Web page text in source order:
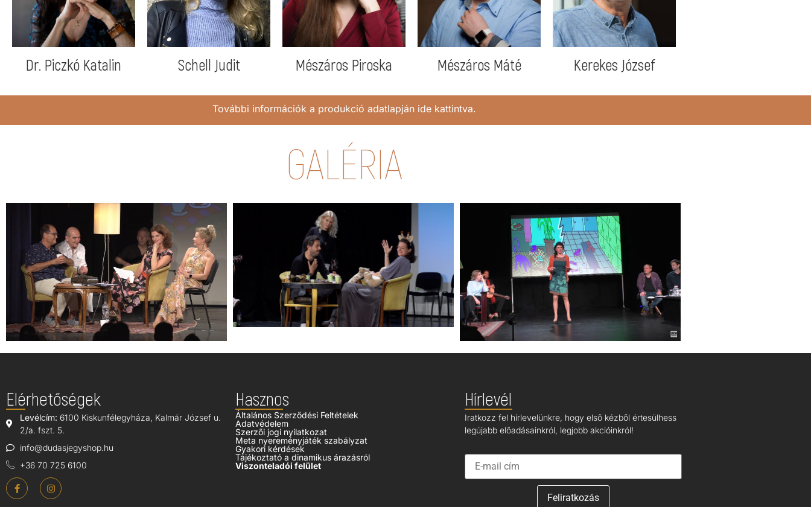
Dr. Piczkó Katalin Schell Judit Mészáros Piroska Mészáros Máté Kerekes József
További információk a produkció adatlapján ide kattintva.
GALÉRIA
Elérhetőségek
Levélcím: 6100 Kiskunfélegyháza, Kalmár József u.
2/a. fszt. 5.
info@dudasjegyshop.hu
+36 70 725 6100
Hasznos
Általános Szerződési Feltételek
Adatvédelem
Szerzői jogi nyilatkozat
Meta nyereményjáték szabályzat
Gyakori kérdések
Tájékoztató a dinamikus árazásról
Viszonteladói felület
Hírlevél
Iratkozz fel hírlevelünkre, hogy első kézből értesülhess
legújabb előadásainkról, legjobb akcióinkról!
Feliratkozás